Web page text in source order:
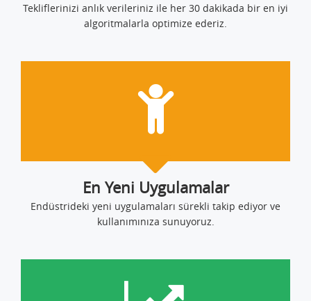
Tekliflerinizi anlık verileriniz ile her 30 dakikada bir en iyi
algoritmalarla optimize ederiz.
En Yeni Uygulamalar
Endüstrideki yeni uygulamaları sürekli takip ediyor ve
kullanımınıza sunuyoruz.